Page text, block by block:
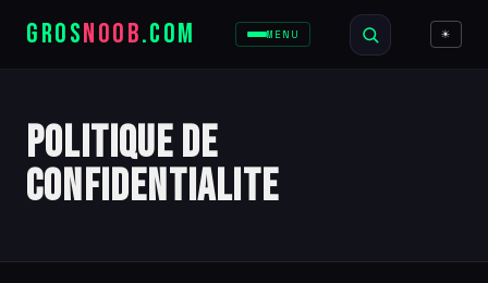
GROSNOOB.COM MENU ☀
Politique de
confidentialite